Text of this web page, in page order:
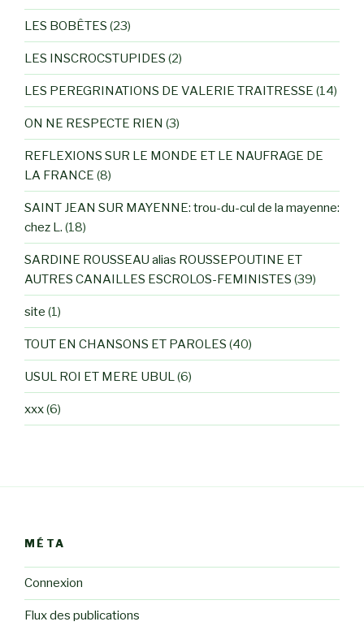
LES BOBÊTES (23)
LES INSCROCSTUPIDES (2)
LES PEREGRINATIONS DE VALERIE TRAITRESSE (14)
ON NE RESPECTE RIEN (3)
REFLEXIONS SUR LE MONDE ET LE NAUFRAGE DE
LA FRANCE (8)
SAINT JEAN SUR MAYENNE: trou-du-cul de la mayenne:
chez L. (18)
SARDINE ROUSSEAU alias ROUSSEPOUTINE ET
AUTRES CANAILLES ESCROLOS-FEMINISTES (39)
site (1)
TOUT EN CHANSONS ET PAROLES (40)
USUL ROI ET MERE UBUL(6)
xxx(6)
MÉTA
Connexion
Flux des publications